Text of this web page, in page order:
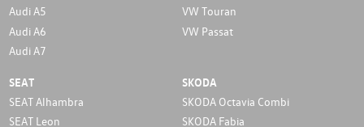
Audi A5
Audi A6
Audi A7
VW Touran
VW Passat
SEAT
SEAT Alhambra
SEAT Leon
SKODA
SKODA Octavia Combi
SKODA Fabia